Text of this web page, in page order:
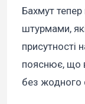
Бахмут
штурмами,
присутності
пояснює, що
без жодного